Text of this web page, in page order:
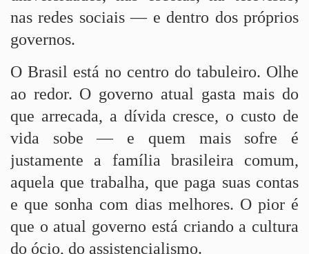
nas redes sociais — e dentro dos próprios
governos.
O Brasil está no centro do tabuleiro. Olhe
ao redor. O governo atual gasta mais do
que arrecada, a dívida cresce, o custo de
vida sobe — e quem mais sofre é
justamente a família brasileira comum,
aquela que trabalha, que paga suas contas
e que sonha com dias melhores. O pior é
que o atual governo está criando a cultura
do ócio, do assistencialismo.